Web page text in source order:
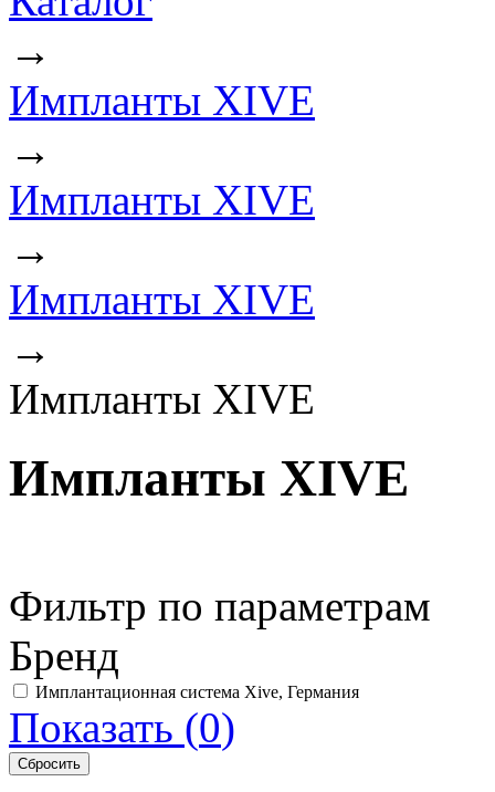
→
Импланты XIVE
→
Импланты XIVE
→
Импланты XIVE
→
Импланты XIVE
Импланты XIVE
Фильтр по параметрам
Бренд
Имплантационная система Xive, Германия
Показать (0)